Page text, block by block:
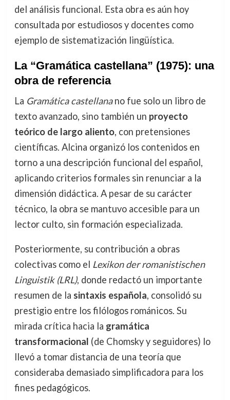
del análisis funcional. Esta obra es aún hoy
consultada por estudiosos y docentes como
ejemplo de sistematización lingüística.
La “Gramática castellana” (1975): una
obra de referencia
La Gramática castellanano fue solo un libro de
texto avanzado, sino también un proyecto
teórico de largo aliento, con pretensiones
científicas. Alcina organizó los contenidos en
torno a una descripción funcional del español,
aplicando criterios formales sin renunciar a la
dimensión didáctica. A pesar de su carácter
técnico, la obra se mantuvo accesible para un
lector culto, sin formación especializada.
Posteriormente, su contribución a obras
colectivas como el Lexikon der romanistischen
Linguistik (LRL), donde redactó un importante
resumen de la sintaxis española, consolidó su
prestigio entre los filólogos románicos. Su
mirada crítica hacia la gramática
transformacional (de Chomsky y seguidores) lo
llevó a tomar distancia de una teoría que
consideraba demasiado simplificadora para los
fines pedagógicos.